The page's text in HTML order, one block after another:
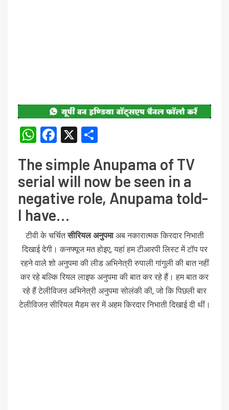
WhatsApp
Facebook
X
The simple Anupama of TV
serial will now be seen in a
negative role, Anupama told-
I have…
टीवी के चर्चितसीरियल अनुपमाअब नकारात्मक किरदार निभाती
दिखाई देगी। कनफ्यूज मत होइए, यहां हम टीआरपी लिस्ट में टॉप पर
रहने वाले शो अनुपमा की लीड अभिनेत्री रुपाली गांगुली की बात नहीं
कर रहे बल्कि रियल लाइफ अनुपमा की बात कर रहे हैं। हम बात कर
रहे हैं टेलीविजऩ अभिनेत्री अनुपमा सोलंकी की, जो कि पिछली बार
टेलीविजऩ सीरियल मैडम सर में अहम किरदार निभाती दिखाई दी थीं।